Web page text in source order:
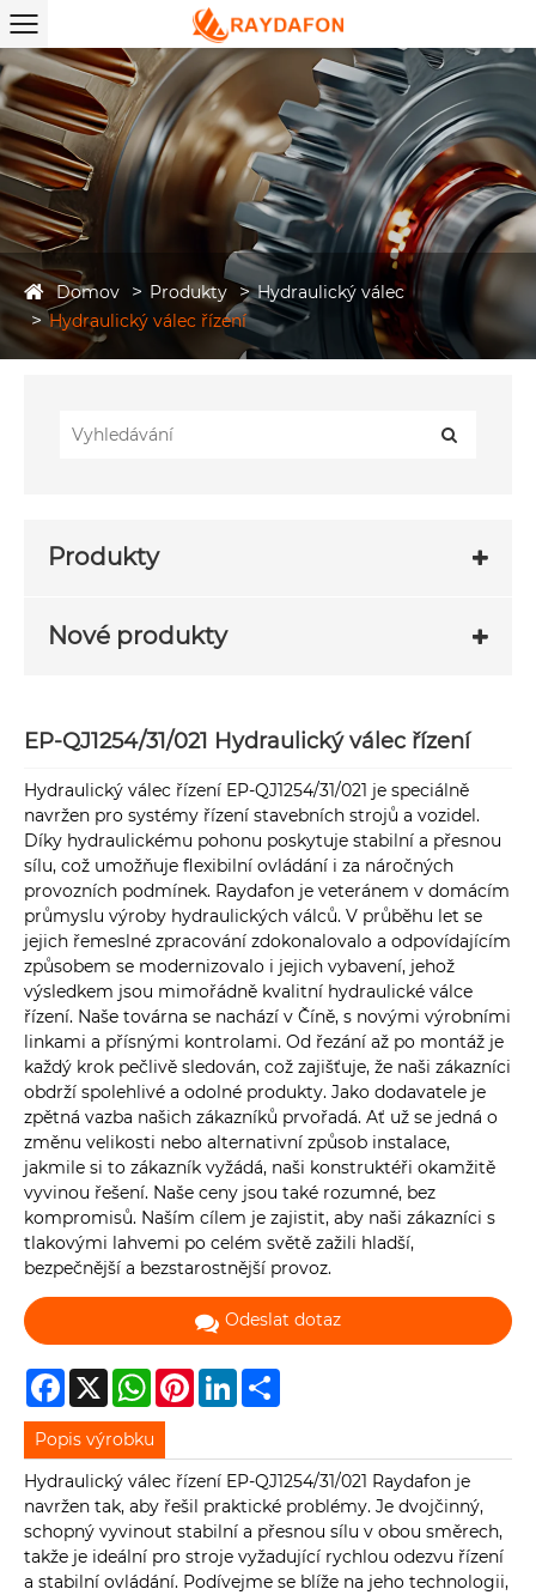
Domov Produkty
Hydraulický válec
Hydraulický válec řízení
Produkty
Nové produkty
EP-QJ1254/31/021 Hydraulický válec řízení
Hydraulický válec řízení EP-QJ1254/31/021 je speciálně
navržen pro systémy řízení stavebních strojů a vozidel.
Díky hydraulickému pohonu poskytuje stabilní a přesnou
sílu, což umožňuje flexibilní ovládání i za náročných
provozních podmínek. Raydafon je veteránem v domácím
průmyslu výroby hydraulických válců. V průběhu let se
jejich řemeslné zpracování zdokonalovalo a odpovídajícím
způsobem se modernizovalo i jejich vybavení, jehož
výsledkem jsou mimořádně kvalitní hydraulické válce
řízení. Naše továrna se nachází v Číně, s novými výrobními
linkami a přísnými kontrolami. Od řezání až po montáž je
každý krok pečlivě sledován, což zajišťuje, že naši zákazníci
obdrží spolehlivé a odolné produkty. Jako dodavatele je
zpětná vazba našich zákazníků prvořadá. Ať už se jedná o
změnu velikosti nebo alternativní způsob instalace,
jakmile si to zákazník vyžádá, naši konstruktéři okamžitě
vyvinou řešení. Naše ceny jsou také rozumné, bez
kompromisů. Naším cílem je zajistit, aby naši zákazníci s
tlakovými lahvemi po celém světě zažili hladší,
bezpečnější a bezstarostnější provoz.
Odeslat dotaz
Facebook
X WhatsAppPinterestLinkedIn
Popis výrobku
Hydraulický válec řízení EP-QJ1254/31/021 Raydafon je
navržen tak, aby řešil praktické problémy. Je dvojčinný,
schopný vyvinout stabilní a přesnou sílu v obou směrech,
takže je ideální pro stroje vyžadující rychlou odezvu řízení
a stabilní ovládání. Podívejme se blíže na jeho technologii,